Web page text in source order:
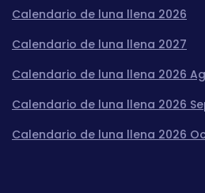
Calendario de luna llena 2026
Calendario de luna llena 2027
Calendario de luna llena 2026
Calendario de luna llena 2026
Calendario de luna llena 2026